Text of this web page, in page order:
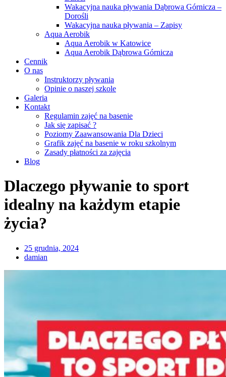
Wakacyjna nauka pływania Dąbrowa Górnicza –
Dorośli
Wakacyjna nauka pływania – Zapisy
Aqua Aerobik
Aqua Aerobik w Katowice
Aqua Aerobik Dąbrowa Górnicza
Cennik
O nas
Instruktorzy pływania
Opinie o naszej szkole
Galeria
Kontakt
Regulamin zajęć na basenie
Jak się zapisać ?
Poziomy Zaawansowania Dla Dzieci
Grafik zajęć na basenie w roku szkolnym
Zasady płatności za zajęcia
Blog
Dlaczego pływanie to sport
idealny na każdym etapie
życia?
25 grudnia, 2024
damian